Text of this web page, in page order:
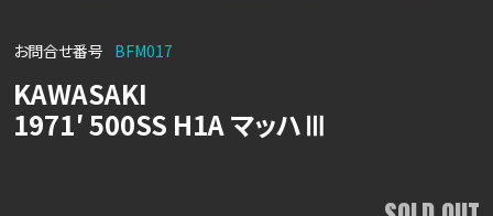
お問合せ番号 BFM017
KAWASAKI
1971′ 500SS H1A マッハⅢ